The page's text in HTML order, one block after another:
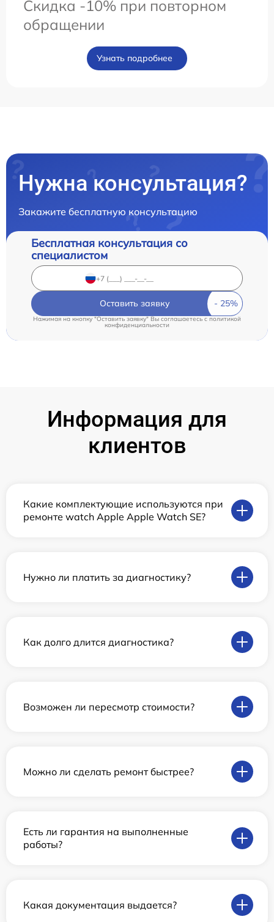
Скидка -10% при повторном
обращении
Узнать подробнее
Нужна консультация?
Закажите бесплатную консультацию
Бесплатная консультация со
специалистом
Оставить заявку
Нажимая на кнопку "Оставить заявку" Вы соглашаетесь cполитикой
конфиденциальности
Информация для
клиентов
Какие комплектующие используются при
ремонте watch Apple Apple Watch SE?
Нужно ли платить за диагностику?
Как долго длится диагностика?
Возможен ли пересмотр стоимости?
Можно ли сделать ремонт быстрее?
Есть ли гарантия на выполненные
работы?
Какая документация выдается?